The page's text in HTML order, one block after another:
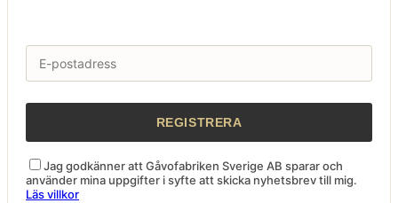
Jag godkänner att Gåvofabriken Sverige AB sparar och
använder mina uppgifter i syfte att skicka nyhetsbrev till mig.
Läs villkor